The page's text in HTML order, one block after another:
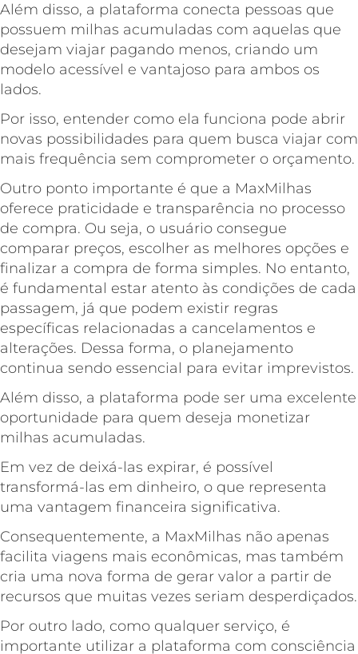
Além disso, a plataforma conecta pessoas que
possuem milhas acumuladas com aquelas que
desejam viajar pagando menos, criando um
modelo acessível e vantajoso para ambos os
lados.
Por isso, entender como ela funciona pode abrir
novas possibilidades para quem busca viajar com
mais frequência sem comprometer o orçamento.
Outro ponto importante é que a MaxMilhas
oferece praticidade e transparência no processo
de compra. Ou seja, o usuário consegue
comparar preços, escolher as melhores opções e
finalizar a compra de forma simples. No entanto,
é fundamental estar atento às condições de cada
passagem, já que podem existir regras
específicas relacionadas a cancelamentos e
alterações. Dessa forma, o planejamento
continua sendo essencial para evitar imprevistos.
Além disso, a plataforma pode ser uma excelente
oportunidade para quem deseja monetizar
milhas acumuladas.
Em vez de deixá-las expirar, é possível
transformá-las em dinheiro, o que representa
uma vantagem financeira significativa.
Consequentemente, a MaxMilhas não apenas
facilita viagens mais econômicas, mas também
cria uma nova forma de gerar valor a partir de
recursos que muitas vezes seriam desperdiçados.
Por outro lado, como qualquer serviço, é
importante utilizar a plataforma com consciência